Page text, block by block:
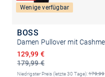
Wenige verfügbar
BOSS
179,99 €
Ermäßigter Preis
129,99 €
Niedrigster Preis (letzte 30 Tage):179,99